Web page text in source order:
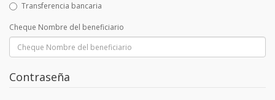
Transferencia bancaria
Cheque Nombre del beneficiario
Contraseña